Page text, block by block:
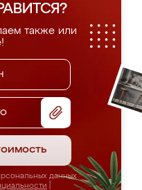
также или
данных